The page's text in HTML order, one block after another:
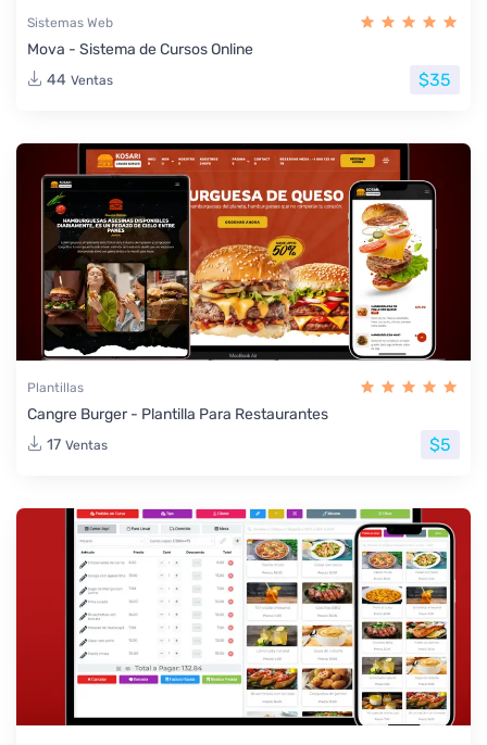
Sistemas Web
Mova - Sistema de Cursos Online
44 Ventas $35
Plantillas
Cangre Burger - Plantilla Para Restaurantes
17 Ventas $5